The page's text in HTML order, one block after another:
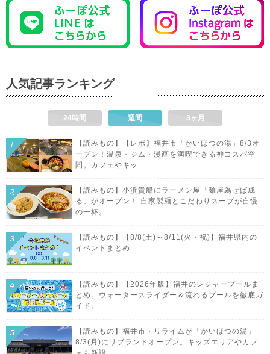
人気記事ランキング
24時間 週間 3ヶ月
【読みもの】【レポ】福井市「かいほつの湯」8/3オ
ープン！温泉・ジム・漫画を満喫できる神コスパ空
間。カフェやキッ...
【読みもの】小浜貴船にラーメン屋「麺屋為せば成
る」がオープン！ 自家製麺とこだわりスープが自慢
の一杯。
【読みもの】【8/8(土)～8/11(火・祝)】福井県内の
イベントまとめ
【読みもの】【2026年版】福井のレジャープールま
とめ。ウォータースライダー＆流れるプールを徹底ガ
イド。
【読みもの】福井市・リライムが「かいほつの湯」
8/3(月)にリブランドオープン。キッズエリアやカフ